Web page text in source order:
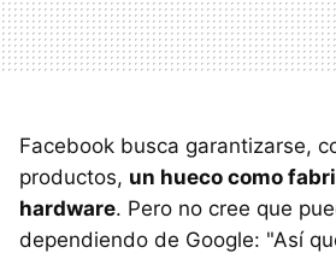
Facebook busca garantizarse,
productos, un hueco como
hardware. Pero no cree que
dependiendo de Google: "Así